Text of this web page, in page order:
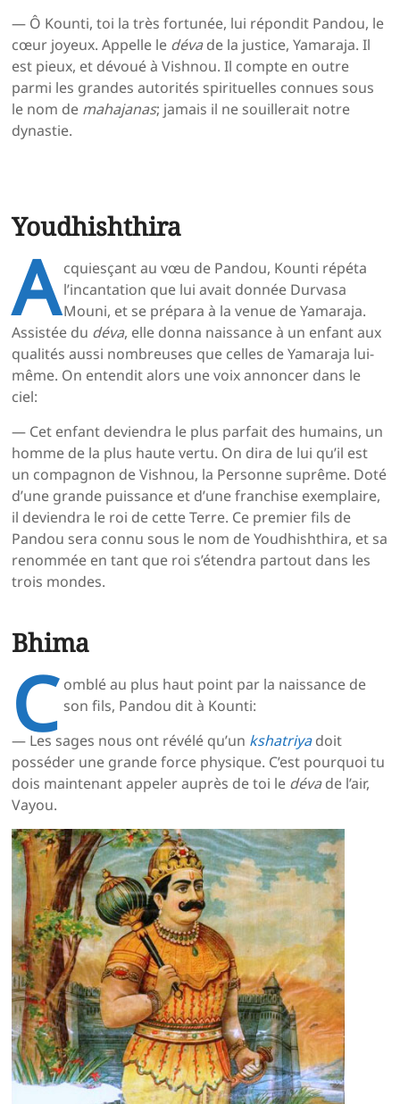
— Ô Kounti, toi la très fortunée, lui répondit Pandou, le
cœur joyeux. Appelle le dévade la justice, Yamaraja. Il
est pieux, et dévoué à Vishnou. Il compte en outre
parmi les grandes autorités spirituelles connues sous
le nom de mahajanas; jamais il ne souillerait notre
dynastie.
Youdhishthira
A cquiesçant au vœu de Pandou, Kounti répéta
l’incantation que lui avait donnée Durvasa
Mouni, et se prépara à la venue de Yamaraja.
Assistée du déva, elle donna naissance à un enfant aux
qualités aussi nombreuses que celles de Yamaraja lui-
même. On entendit alors une voix annoncer dans le
ciel:
— Cet enfant deviendra le plus parfait des humains, un
homme de la plus haute vertu. On dira de lui qu’il est
un compagnon de Vishnou, la Personne suprême. Doté
d’une grande puissance et d’une franchise exemplaire,
il deviendra le roi de cette Terre. Ce premier fils de
Pandou sera connu sous le nom de Youdhishthira, et sa
renommée en tant que roi s’étendra partout dans les
trois mondes.
Bhima
C omblé au plus haut point par la naissance de
son fils, Pandou dit à Kounti:
— Les sages nous ont révélé qu’un kshatriyadoit
posséder une grande force physique. C’est pourquoi tu
dois maintenant appeler auprès de toi le dévade l’air,
Vayou.